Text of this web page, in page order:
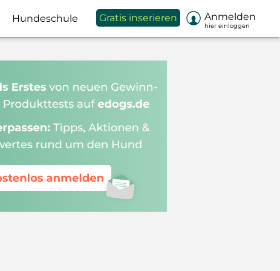
Hundeschule Gratis inserieren  Anmelden
hier einloggen